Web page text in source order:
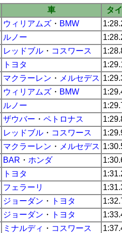
車
タ
ウィリアムズ ・ BMW
ルノー
レッドブル ・ コスワース
トヨタ
マクラーレン ・ メルセデス
ウィリアムズ ・ BMW
ルノー
ザウバー ・ ペトロナス
レッドブル ・ コスワース
マクラーレン ・ メルセデス
BAR ・ ホンダ
トヨタ
フェラーリ
ジョーダン ・ トヨタ
ジョーダン ・ トヨタ
ミナルディ ・ コスワース